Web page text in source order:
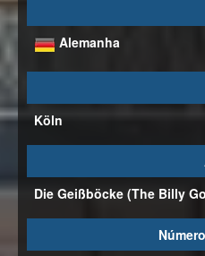
Alemanha
Köln
Die Geißböcke (The Billy